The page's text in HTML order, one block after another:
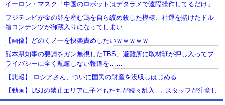
イーロン・マスク「中国のロボットはデタラメで遠隔操作してるだけ」
フジテレビが金の卵を産む鶏を自ら絞め殺した模様、社運を賭けたドル
箱コンテンツが御蔵入りになってしまい……
【画像】どのくノ一を快楽責めしたいｗｗｗｗｗ
熊本県知事の要請をガン無視したTBS、避難所に取材班が押し入ってプ
ライバシーに全く配慮しない報道を……
【悲報】 ロシアさん、ついに国民の財産を没収しはじめる
【動画】USJの禁止エリアに子どもたちが続々乱入 → スタッフが注意し
ても止まらない事態に